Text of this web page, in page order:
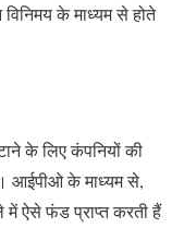
के माध्यम से होते
के लिए कंपनियों की
आईपीओ के माध्यम से,
में ऐसे फंड प्राप्त करती हैं